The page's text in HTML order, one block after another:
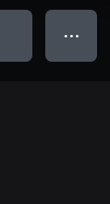
● ● ●